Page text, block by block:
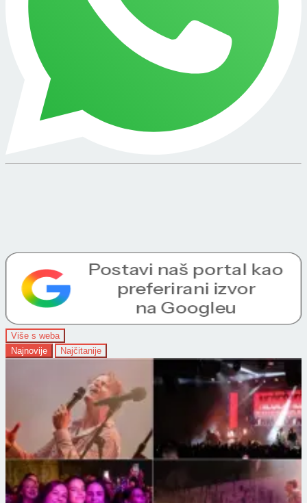
Više s weba
Najnovije
Najčitanije